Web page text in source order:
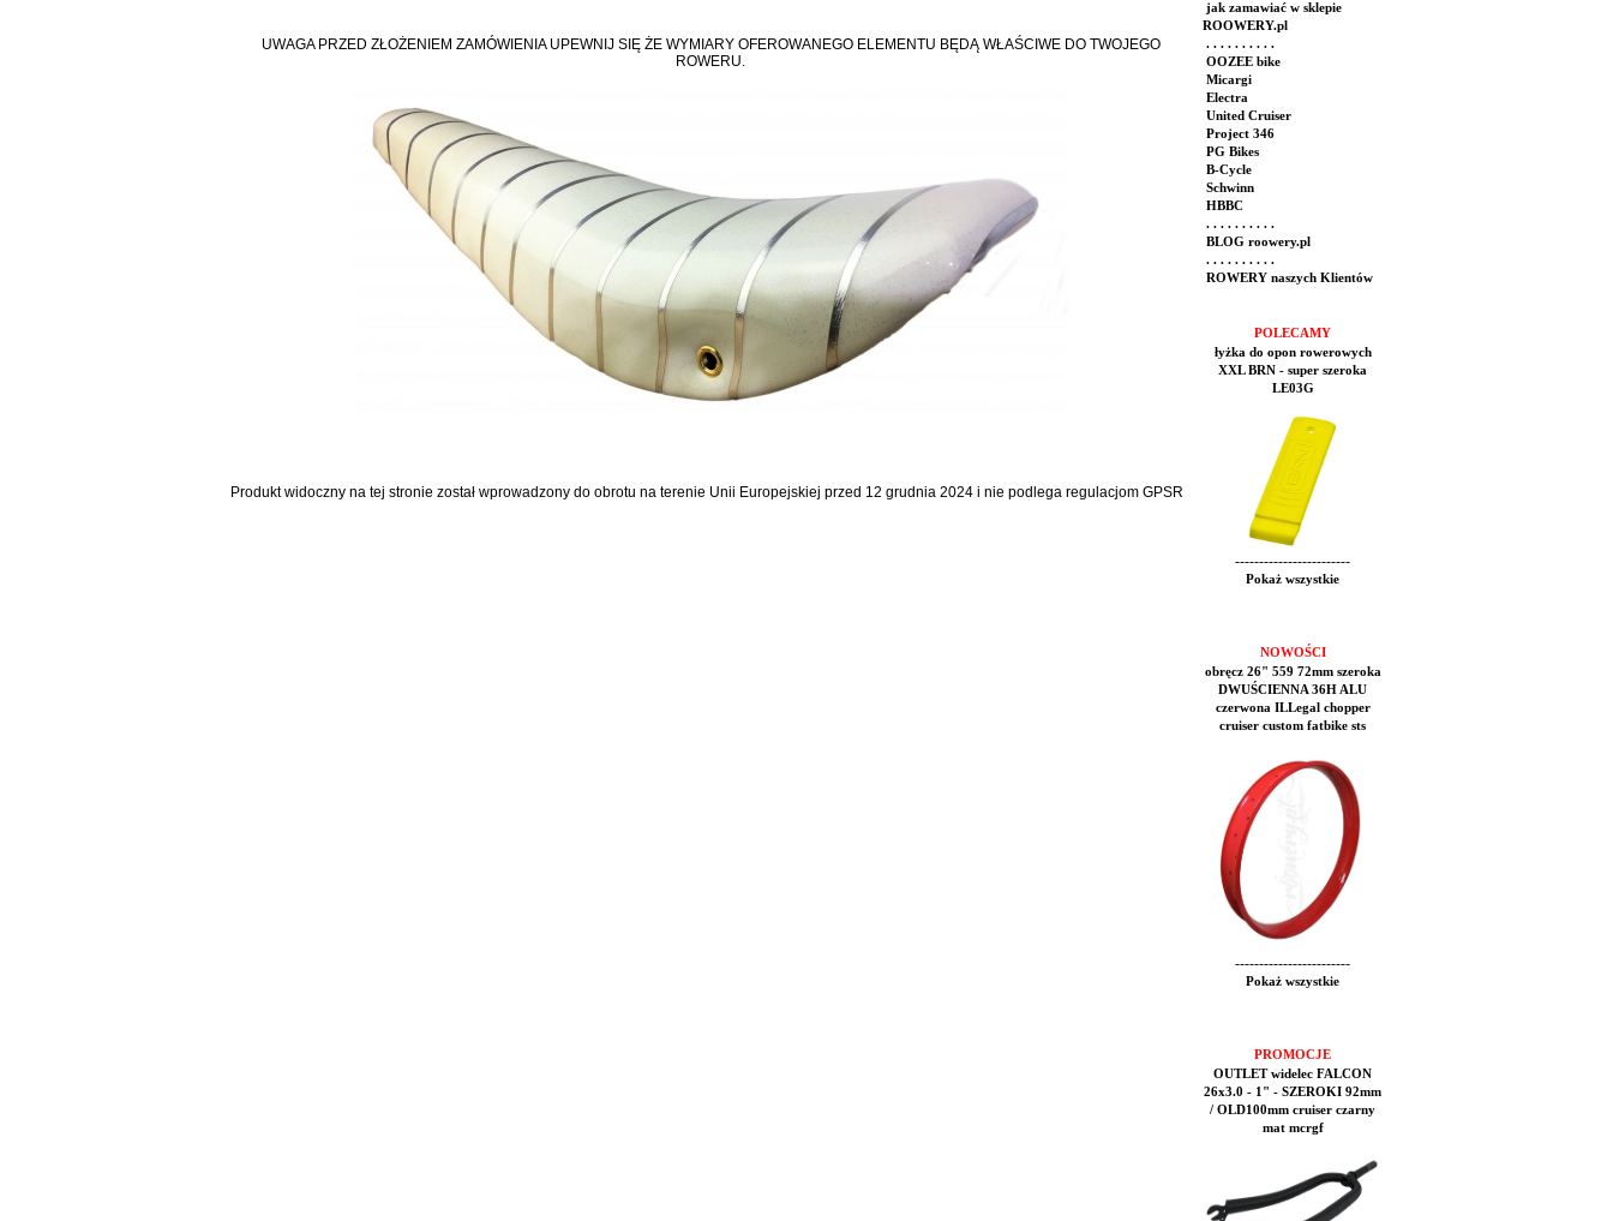
UWAGA PRZED ZŁOŻENIEM ZAMÓWIENIA UPEWNIJ SIĘ ŻE WYMIARY OFEROWANEGO ELEMENTU BĘDĄ WŁAŚCIWE DO TWOJEGO
ROWERU.
Produkt widoczny na tej stronie został wprowadzony do obrotu na terenie Unii Europejskiej przed 12 grudnia 2024 i nie podlega regulacjom GPSR
jak zamawiać w sklepie
ROOWERY.pl
. . . . . . . . . .
OOZEE bike
Micargi
Electra
United Cruiser
Project 346
PG Bikes
B-Cycle
Schwinn
HBBC
. . . . . . . . . .
BLOG roowery.pl
. . . . . . . . . .
ROWERY naszych Klientów
POLECAMY
łyżka do opon rowerowych
XXL BRN - super szeroka
LE03G
------------------------
Pokaż wszystkie
NOWOŚCI
obręcz 26" 559 72mm szeroka
DWUŚCIENNA 36H ALU
czerwona ILLegal chopper
cruiser custom fatbike sts
------------------------
Pokaż wszystkie
PROMOCJE
OUTLET widelec FALCON
26x3.0 - 1" - SZEROKI 92mm
/ OLD100mm cruiser czarny
mat mcrgf